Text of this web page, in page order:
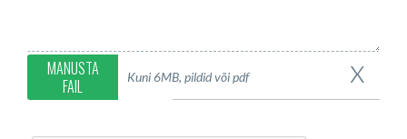
MANUSTA
FAIL
Kuni 6MB, pildid või pdf x